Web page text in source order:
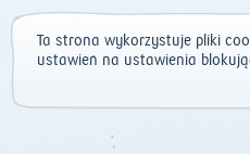
Ta strona wykorzystuje pliki
ustawień na ustawienia